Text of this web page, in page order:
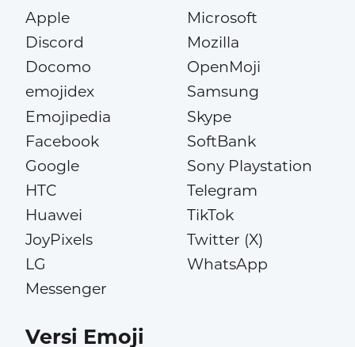
Apple
Discord
Docomo
emojidex
Emojipedia
Facebook
Google
HTC
Huawei
JoyPixels
LG
Messenger
Microsoft
Mozilla
OpenMoji
Samsung
Skype
SoftBank
Sony Playstation
Telegram
TikTok
Twitter (X)
WhatsApp
Versi Emoji